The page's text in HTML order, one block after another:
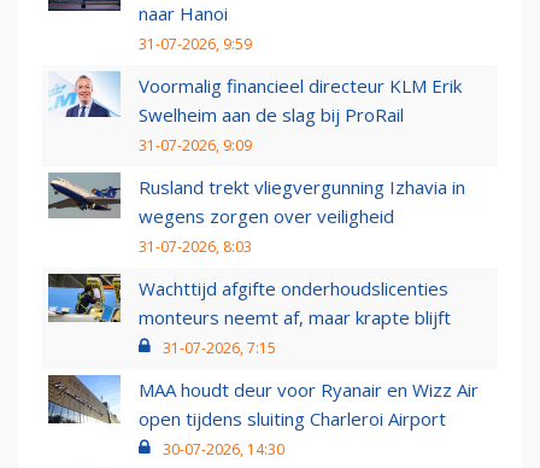
naar Hanoi
31-07-2026, 9:59
Voormalig financieel directeur KLM Erik
Swelheim aan de slag bij ProRail
31-07-2026, 9:09
Rusland trekt vliegvergunning Izhavia in
wegens zorgen over veiligheid
31-07-2026, 8:03
Wachttijd afgifte onderhoudslicenties
monteurs neemt af, maar krapte blijft
31-07-2026, 7:15
MAA houdt deur voor Ryanair en Wizz Air
open tijdens sluiting Charleroi Airport
30-07-2026, 14:30